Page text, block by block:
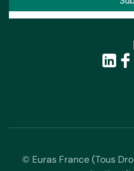
© Euras France (Tous